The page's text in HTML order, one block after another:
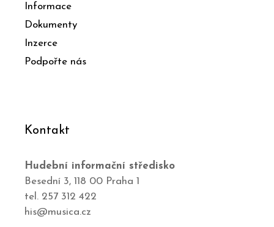
Informace
Dokumenty
Inzerce
Podpořte nás
Kontakt
Hudební informační středisko
Besední 3, 118 00 Praha 1
tel. 257 312 422
his@musica.cz